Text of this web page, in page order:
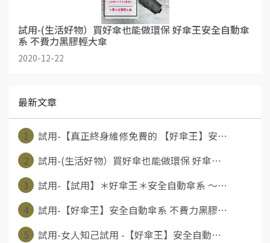
試用-(生活好物）買好傘也能做環保 好傘王安全自動傘
系 不費力黑膠輕大傘
2020-12-22
最新文章
1
試用-【真正終身維修免費的 【好傘王】安⋯
2
試用-(生活好物）買好傘也能做環保 好傘⋯
3
試用-【試用】＊好傘王＊安全自動傘系 ～⋯
4
試用-【好傘王】安全自動傘系 不費力黑膠⋯
5
試用-女人知己試用 -【好傘王】安全自動⋯